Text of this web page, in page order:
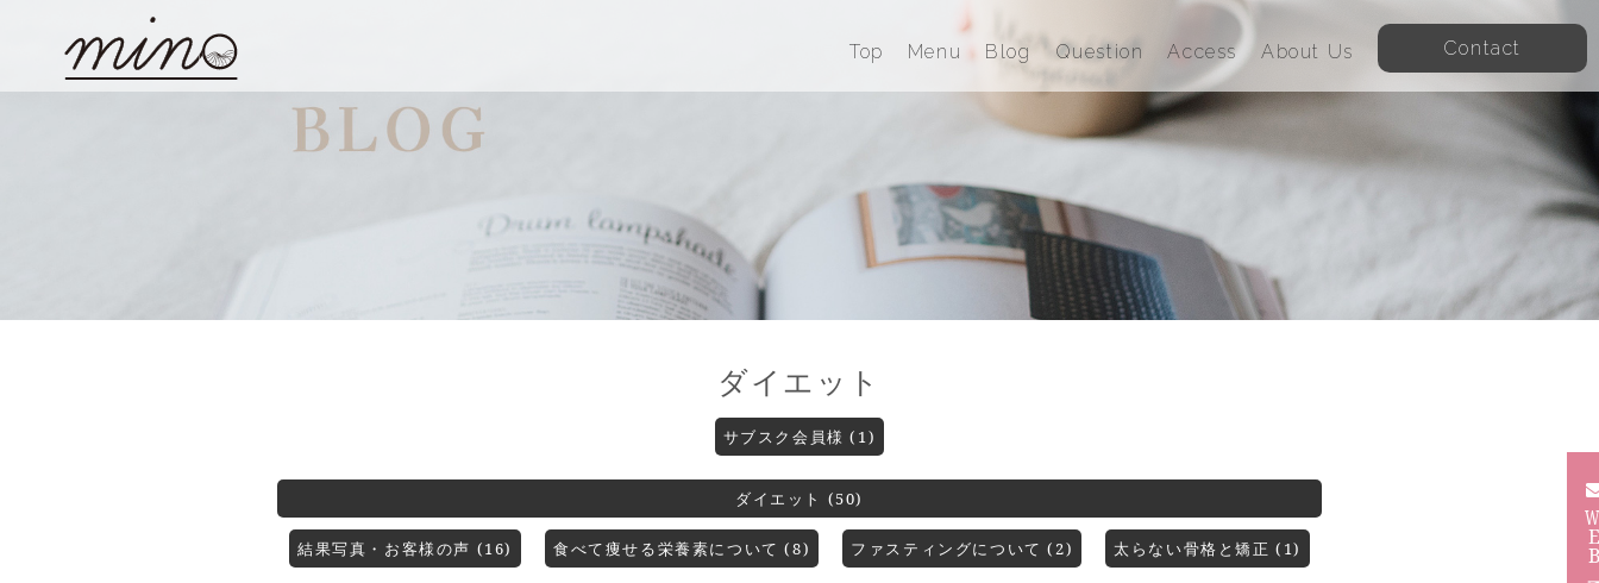
Top Menu Blog Question Access About Us Contact
ダイエット
サブスク会員様 (1)
ダイエット (50)
結果写真・お客様の声 (16) 食べて痩せる栄養素について (8) ファスティングについて (2) 太らない骨格と矯正 (1)